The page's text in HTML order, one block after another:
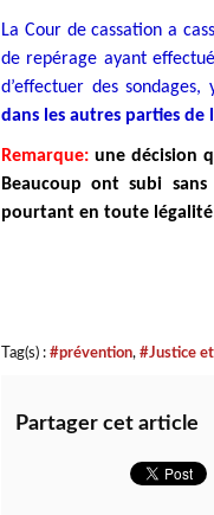
La Cour de cassation a
de repérage ayant
d’effectuer des sondages,
dans les autres parties de
Remarque: une décision
Beaucoup ont subi
pourtant en toute
Tag(s) : #prévention, #Justice
Partager cet article